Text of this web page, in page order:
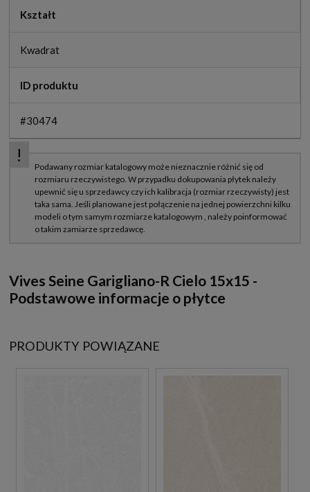
Kształt
Kwadrat
ID produktu
#30474
Vives Seine Garigliano-R Cielo 15x15 -
Podstawowe informacje o płytce
PRODUKTY POWIĄZANE